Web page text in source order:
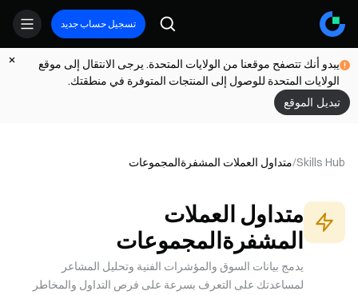
تسجيل حساب جديد
يبدو أنك تتصفح موقعنا من الولايات المتحدة. يرجى الانتقال إلى موقع
الولايات المتحدة للوصول إلى المنتجات المتوفرة في منطقتك.
تبديل الموقع
Skills Hub
/متداول العملات المشفرةالمجموعات
متداول العملات
المشفرة المجموعات
يدمج بيانات السوق والمؤشرات الفنية وتحليل المشاعر
لمساعدتك على التعرف بسرعة على فرص التداول والمخاطر